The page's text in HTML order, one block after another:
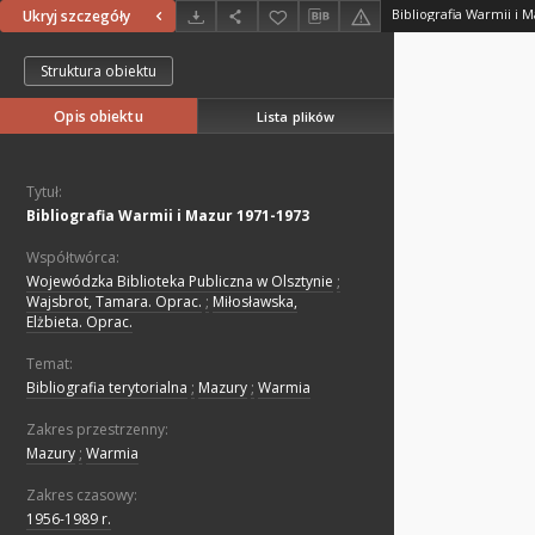
Ukryj szczegóły Bibliografia Warmii i
Struktura obiektu
Opis obiektu Lista plików
Tytuł:
Bibliografia Warmii i Mazur 1971-1973
Współtwórca:
Wojewódzka Biblioteka Publiczna w Olsztynie ;
Wajsbrot, Tamara. Oprac. ; Miłosławska,
Elżbieta. Oprac.
Temat:
Bibliografia terytorialna ; Mazury ; Warmia
Zakres przestrzenny:
Mazury ; Warmia
Zakres czasowy:
1956-1989 r.